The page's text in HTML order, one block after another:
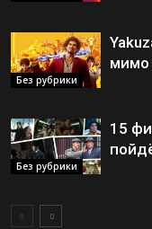
Без рубрики
мимо
Без рубрики
15